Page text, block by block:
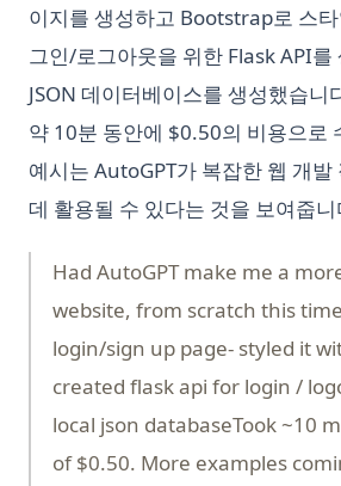
이지를 생성하고 Bootstrap로 스
그인/로그아웃을 위한 Flask API를
JSON 데이터베이스를 생성했습니
약 10분 동안에 $0.50의 비용으로
예시는 AutoGPT가 복잡한 웹 개
데 활용될 수 있다는 것을 보여줍니
Had AutoGPT make me a
website, from scratch this
login/sign up page- styled it
created flask api for login /
local json databaseTook ~10
of $0.50. More examples